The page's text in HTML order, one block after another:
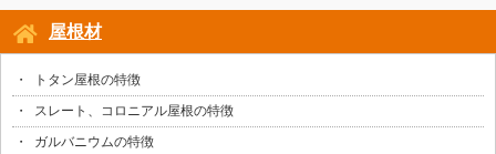
屋根材
トタン屋根の特徴
スレート、コロニアル屋根の特徴
ガルバニウムの特徴